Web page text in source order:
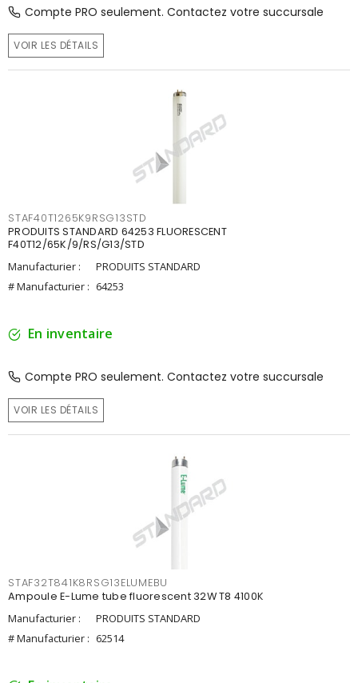
Compte PRO seulement. Contactez votre succursale
VOIR LES DÉTAILS
STAF40T1265K9RSG13STD
PRODUITS STANDARD 64253 FLUORESCENT
F40T12/65K/9/RS/G13/STD
Manufacturier :
PRODUITS STANDARD
# Manufacturier : 64253
En inventaire
Compte PRO seulement. Contactez votre succursale
VOIR LES DÉTAILS
STAF32T841K8RSG13ELUMEBU
Ampoule E-Lume tube fluorescent 32W T8 4100K
Manufacturier :
PRODUITS STANDARD
# Manufacturier : 62514